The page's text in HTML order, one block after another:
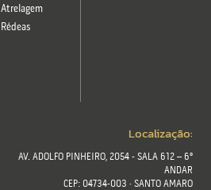
Atrelagem
Rédeas
Localização:
AV. ADOLFO PINHEIRO, 2054 - SALA 612 – 6º
ANDAR
CEP: 04734-003 · SANTO AMARO